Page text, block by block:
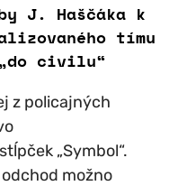
J. Haščáka k
tímu
civilu“
z policajných
„Symbol“.
možno